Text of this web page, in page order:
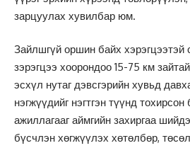
зарцуулах хувилбар юм.
Зайлшгүй оршин байх хэрэгцээтэй
зэрэгцээ хоорондоо 15-75 км
эсхүл нутаг дэвсгэрийн хувьд
нэгжүүдийг нэгтгэн түүнд
ажиллагааг аймгийн захиргаа
бүсчлэн хөгжүүлэх хөтөлбөр,